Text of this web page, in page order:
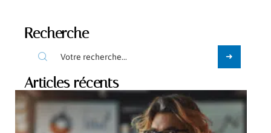
Recherche
Articles récents